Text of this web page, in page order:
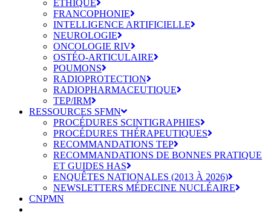
ÉTHIQUE
FRANCOPHONIE
INTELLIGENCE ARTIFICIELLE
NEUROLOGIE
ONCOLOGIE RIV
OSTÉO-ARTICULAIRE
POUMONS
RADIOPROTECTION
RADIOPHARMACEUTIQUE
TEP/IRM
RESSOURCES SFMN
PROCÉDURES SCINTIGRAPHIES
PROCÉDURES THÉRAPEUTIQUES
RECOMMANDATIONS TEP
RECOMMANDATIONS DE BONNES PRATIQUE
ET GUIDES HAS
ENQUÊTES NATIONALES (2013 À 2026)
NEWSLETTERS MÉDECINE NUCLÉAIRE
CNPMN